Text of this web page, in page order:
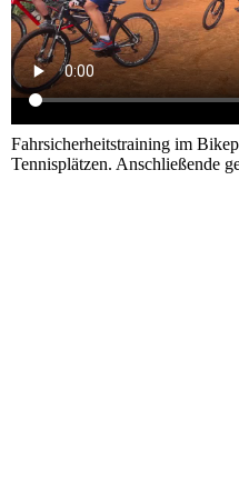
Fahrsicherheitstraining im
Tennisplätzen. Anschließende